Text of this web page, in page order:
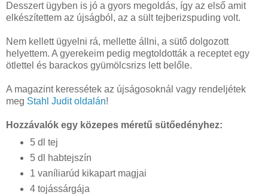
Desszert ügyben is jó a gyors megoldás, így az első amit
elkészítettem az újságból, az a sült tejberizspuding volt.
Nem kellett ügyelni rá, mellette állni, a sütő dolgozott
helyettem. A gyerekeim pedig megtoldották a receptet egy
ötlettel és barackos gyümölcsrizs lett belőle.
A magazint keressétek az újságosoknál vagy rendeljétek
meg Stahl Judit oldalán!
Hozzávalók egy közepes méretű sütőedényhez:
5 dl tej
5 dl habtejszín
1 vaníliarúd kikapart magjai
4 tojássárgája